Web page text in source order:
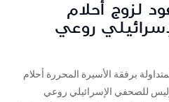
لزوج أحلام
روعي
برفقة الأسيرة المحررة أحلام
وليس للصحفي الإسرائيلي روعي